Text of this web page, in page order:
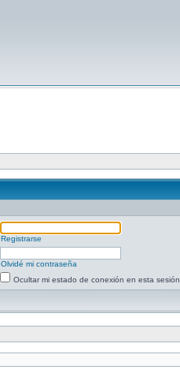
Registrarse
Olvidé mi contraseña
Ocultar mi estado de conexión en esta sesión